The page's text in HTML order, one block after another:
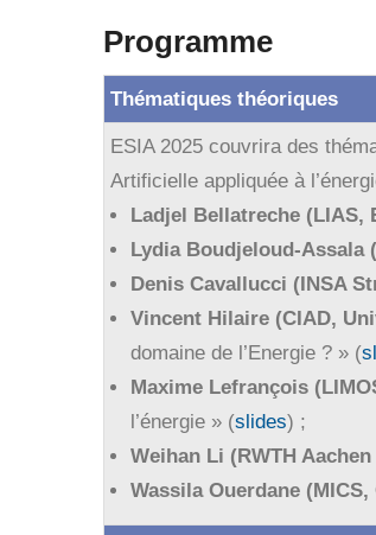
Programme
Thématiques théoriques
ESIA 2025 couvrira des
Artificielle appliquée à
Ladjel Bellatreche (LIAS,
Lydia Boudjeloud-Assala
Denis Cavallucci (INSA
Vincent Hilaire (CIAD,
domaine de l’Energie ? » (
Maxime Lefrançois
l’énergie » (slides) ;
Weihan Li (RWTH
Wassila Ouerdane